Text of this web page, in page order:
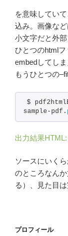
を意味してい
込み。画像な
小文字だと外
ひとつのhtml
embedしてし
もうひとつの
$
sample-pdf.
出力結果
ソースにいく
のところなん
る）、見た目
プロフィール